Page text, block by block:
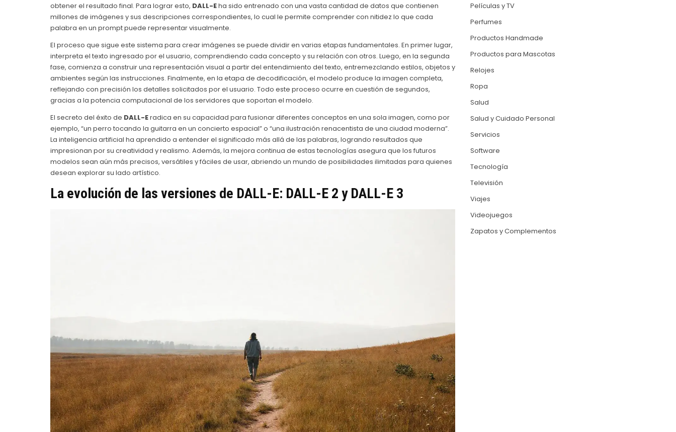
obtener el resultado final. Para lograr esto, DALL-Eha sido entrenado con una vasta cantidad de datos que contienen
millones de imágenes y sus descripciones correspondientes, lo cual le permite comprender con nitidez lo que cada
palabra en un prompt puede representar visualmente.
El proceso que sigue este sistema para crear imágenes se puede dividir en varias etapas fundamentales. En primer lugar,
interpreta el texto ingresado por el usuario, comprendiendo cada concepto y su relación con otros. Luego, en la segunda
fase, comienza a construir una representación visual a partir del entendimiento del texto, entremezclando estilos, objetos y
ambientes según las instrucciones. Finalmente, en la etapa de decodificación, el modelo produce la imagen completa,
reflejando con precisión los detalles solicitados por el usuario. Todo este proceso ocurre en cuestión de segundos,
gracias a la potencia computacional de los servidores que soportan el modelo.
El secreto del éxito de DALL-Eradica en su capacidad para fusionar diferentes conceptos en una sola imagen, como por
ejemplo, “un perro tocando la guitarra en un concierto espacial” o “una ilustración renacentista de una ciudad moderna”.
La inteligencia artificial ha aprendido a entender el significado más allá de las palabras, logrando resultados que
impresionan por su creatividad y realismo. Además, la mejora continua de estas tecnologías asegura que los futuros
modelos sean aún más precisos, versátiles y fáciles de usar, abriendo un mundo de posibilidades ilimitadas para quienes
desean explorar su lado artístico.
La evolución de las versiones de DALL-E: DALL-E 2 y DALL-E 3
Películas y TV
Perfumes
Productos Handmade
Productos para Mascotas
Relojes
Ropa
Salud
Salud y Cuidado Personal
Servicios
Software
Tecnología
Televisión
Viajes
Videojuegos
Zapatos y Complementos